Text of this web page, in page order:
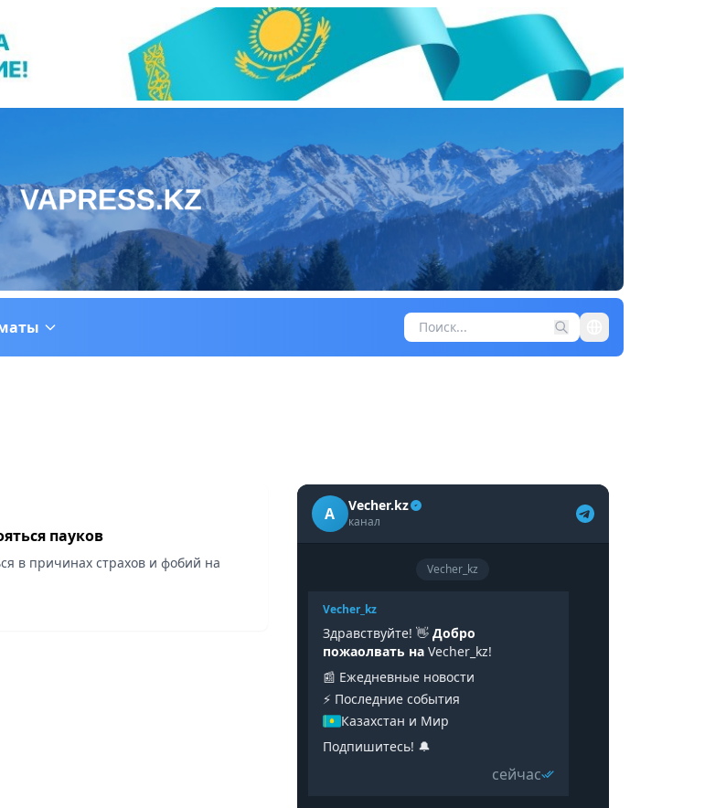
пауков
в причинах страхов и фобий на
A Vecher.kz
канал
Vecher_kz
Vecher_kz
Здравствуйте! 👋 Добро
пожаолвать наVecher_kz!
📰 Ежедневные новости
⚡️ Последние события
Казахстан и Мир
Подпишитесь! 🔔
сейчас